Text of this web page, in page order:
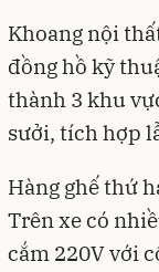
Khoang nội
đồng hồ kỹ
thành 3 khu
sưởi, tích hợp
Hàng ghế thứ
Trên xe có
cắm 220V với